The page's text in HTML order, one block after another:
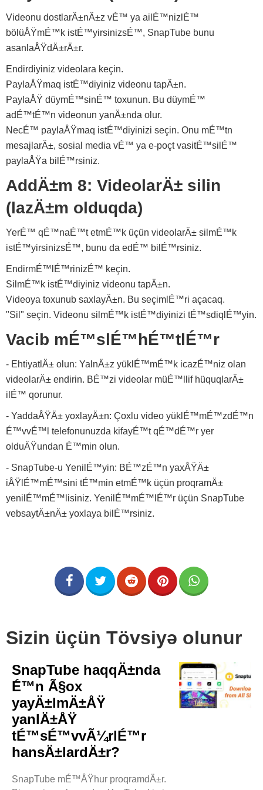
Videonu dostlarÄ±nÄ±z vÉ™ ya ailÉ™nizlÉ™
bölüÅŸmÉ™k istÉ™yirsinizsÉ™, SnapTube bunu
asanlaÅŸdÄ±rÄ±r.
Endirdiyiniz videolara keçin.
PaylaÅŸmaq istÉ™diyiniz videonu tapÄ±n.
PaylaÅŸ düymÉ™sinÉ™ toxunun. Bu düymÉ™
adÉ™tÉ™n videonun yanÄ±nda olur.
NecÉ™ paylaÅŸmaq istÉ™diyinizi seçin. Onu mÉ™tn
mesajlarÄ±, sosial media vÉ™ ya e-poçt vasitÉ™silÉ™
paylaÅŸa bilÉ™rsiniz.
AddÄ±m 8: VideolarÄ± silin
(lazÄ±m olduqda)
YerÉ™ qÉ™naÉ™t etmÉ™k üçün videolarÄ± silmÉ™k
istÉ™yirsinizsÉ™, bunu da edÉ™ bilÉ™rsiniz.
EndirmÉ™lÉ™rinizÉ™ keçin.
SilmÉ™k istÉ™diyiniz videonu tapÄ±n.
Videoya toxunub saxlayÄ±n. Bu seçimlÉ™ri açacaq.
"Sil" seçin. Videonu silmÉ™k istÉ™diyinizi tÉ™sdiqlÉ™yin.
Vacib mÉ™slÉ™hÉ™tlÉ™r
- EhtiyatlÄ± olun: YalnÄ±z yüklÉ™mÉ™k icazÉ™niz olan
videolarÄ± endirin. BÉ™zi videolar müÉ™llif hüquqlarÄ±
ilÉ™ qorunur.
- YaddaÅŸÄ± yoxlayÄ±n: Çoxlu video yüklÉ™mÉ™zdÉ™n
É™vvÉ™l telefonunuzda kifayÉ™t qÉ™dÉ™r yer
olduÄŸundan É™min olun.
- SnapTube-u YenilÉ™yin: BÉ™zÉ™n yaxÅŸÄ±
iÅŸlÉ™mÉ™sini tÉ™min etmÉ™k üçün proqramÄ±
yenilÉ™mÉ™lisiniz. YenilÉ™mÉ™lÉ™r üçün SnapTube
vebsaytÄ±nÄ± yoxlaya bilÉ™rsiniz.
Sizin üçün Tövsiyə olunur
SnapTube haqqÄ±nda
É™n Ã§ox
yayÄ±lmÄ±ÅŸ
yanlÄ±ÅŸ
tÉ™sÉ™vvÃ¼rlÉ™r
hansÄ±lardÄ±r?
SnapTube mÉ™ÅŸhur proqramdÄ±r.